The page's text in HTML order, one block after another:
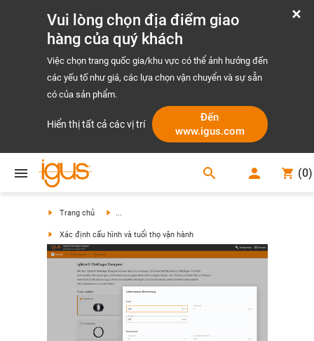
Vui lòng chọn địa điểm giao
hàng của quý khách
Việc chọn trang quốc gia/khu vực có thể ảnh hưởng đến
các yếu tố như giá, các lựa chọn vận chuyển và sự sẵn
có của sản phẩm.
Hiển thị tất cả các vị trí
Đến
www.igus.com
search (0)
Trang chủ ...
Xác định cấu hình và tuổi thọ vận hành